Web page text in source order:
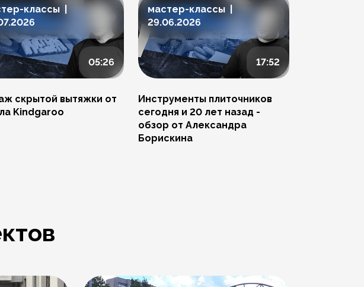
классы |
05:26
скрытой вытяжки от
Kindgaroo
мастер-классы |
29.06.2026
17:52
Инструменты плиточников
сегодня и 20 лет назад -
обзор от Александра
Борискина